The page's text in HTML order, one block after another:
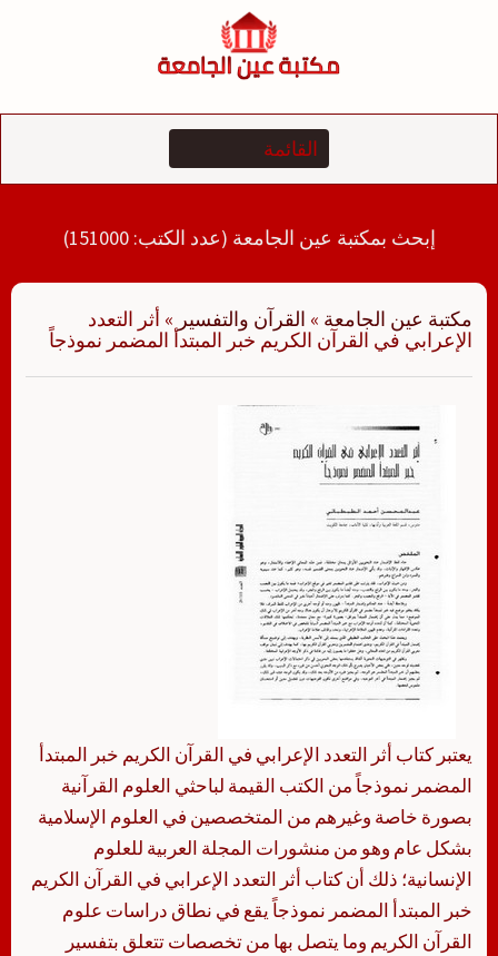
إبحث بمكتبة عين الجامعة (عدد الكتب: 151000)
مكتبة عين الجامعة » القرآن والتفسير » أثر التعدد
الإعرابي في القرآن الكريم خبر المبتدأ المضمر نموذجاً
يعتبر كتاب أثر التعدد الإعرابي في القرآن الكريم خبر المبتدأ
المضمر نموذجاً من الكتب القيمة لباحثي العلوم القرآنية
بصورة خاصة وغيرهم من المتخصصين في العلوم الإسلامية
بشكل عام وهو من منشورات المجلة العربية للعلوم
الإنسانية؛ ذلك أن كتاب أثر التعدد الإعرابي في القرآن الكريم
خبر المبتدأ المضمر نموذجاً يقع في نطاق دراسات علوم
القرآن الكريم وما يتصل بها من تخصصات تتعلق بتفسير